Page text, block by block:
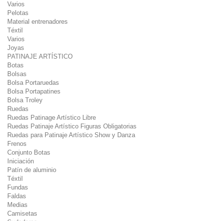
Varios
Pelotas
Material entrenadores
Téxtil
Varios
Joyas
PATINAJE ARTÍSTICO
Botas
Bolsas
Bolsa Portaruedas
Bolsa Portapatines
Bolsa Troley
Ruedas
Ruedas Patinage Artístico Libre
Ruedas Patinaje Artístico Figuras Obligatorias
Ruedas para Patinaje Artístico Show y Danza
Frenos
Conjunto Botas
Iniciación
Patín de aluminio
Téxtil
Fundas
Faldas
Medias
Camisetas